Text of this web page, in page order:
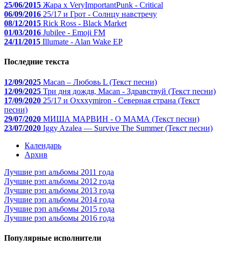
25/06/2015 Жара x VeryImportantPunk - Critical
06/09/2016 25/17 и Грот - Солнцу навстречу
08/12/2015 Rick Ross - Black Market
01/03/2016 Jubilee - Emoji FM
24/11/2015 Illumate - Alan Wake EP
Последние текста
12/09/2025 Macan – Любовь L (Текст песни)
12/09/2025 Три дня дождя, Macan - Здравствуй (Текст песни)
17/09/2020 25/17 и Oxxxymiron - Северная страна (Текст
песни)
29/07/2020 МИША МАРВИН - О МАМА (Текст песни)
23/07/2020 Iggy Azalea — Survive The Summer (Текст песни)
Календарь
Архив
Лучшие рэп альбомы 2011 года
Лучшие рэп альбомы 2012 года
Лучшие рэп альбомы 2013 года
Лучшие рэп альбомы 2014 года
Лучшие рэп альбомы 2015 года
Лучшие рэп альбомы 2016 года
Популярные исполнители